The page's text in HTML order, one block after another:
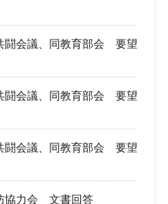
闘会議、同教育部会 要望
闘会議、同教育部会 要望
闘会議、同教育部会 要望
協力会 文書回答